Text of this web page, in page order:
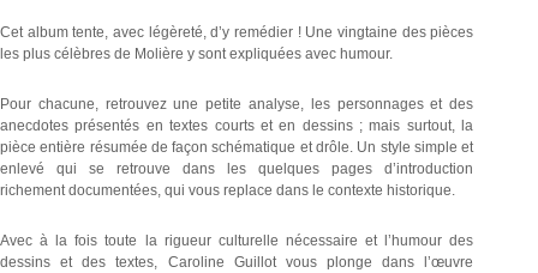
Cet album tente, avec légèreté, d’y remédier ! Une vingtaine des pièces
les plus célèbres de Molière y sont expliquées avec humour.
Pour chacune, retrouvez une petite analyse, les personnages et des
anecdotes présentés en textes courts et en dessins ; mais surtout, la
pièce entière résumée de façon schématique et drôle. Un style simple et
enlevé qui se retrouve dans les quelques pages d’introduction
richement documentées, qui vous replace dans le contexte historique.
Avec à la fois toute la rigueur culturelle nécessaire et l’humour des
dessins et des textes, Caroline Guillot vous plonge dans l’œuvre